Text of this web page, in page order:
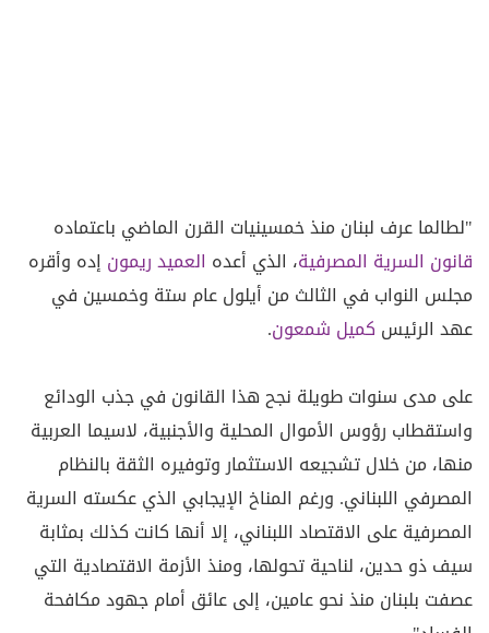
"لطالما عرف لبنان منذ خمسينيات القرن الماضي باعتماده
قانون السرية المصرفية، الذي أعده العميد ريمون إده وأقره
مجلس النواب في الثالث من أيلول عام ستة وخمسين في
عهد الرئيس كميل شمعون.
على مدى سنوات طويلة نجح هذا القانون في جذب الودائع
واستقطاب رؤوس الأموال المحلية والأجنبية، لاسيما العربية
منها، من خلال تشجيعه الاستثمار وتوفيره الثقة بالنظام
المصرفي اللبناني. ورغم المناخ الإيجابي الذي عكسته السرية
المصرفية على الاقتصاد اللبناني، إلا أنها كانت كذلك بمثابة
سيف ذو حدين، لناحية تحولها، ومنذ الأزمة الاقتصادية التي
عصفت بلبنان منذ نحو عامين، إلى عائق أمام جهود مكافحة